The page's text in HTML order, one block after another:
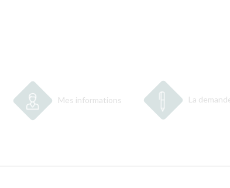
2 Mes informations 3 La